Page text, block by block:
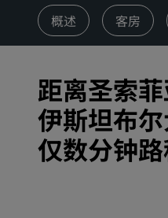
概述 客房
距离圣索
伊斯坦布
仅数分钟